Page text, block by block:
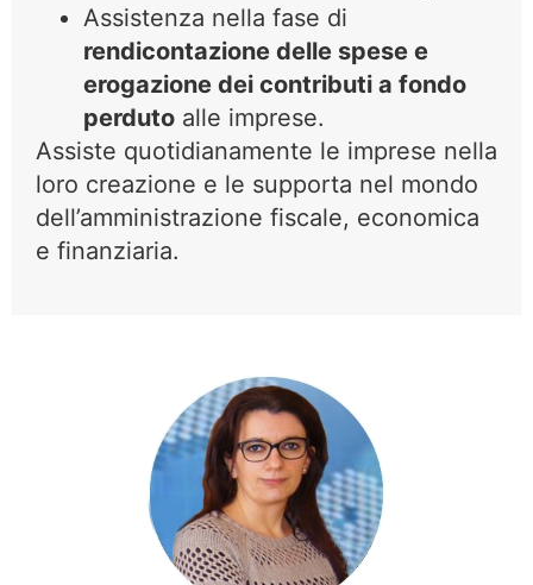
Assistenza nella fase di
rendicontazione delle spese e
erogazione dei contributi a fondo
perduto alle imprese.
Assiste quotidianamente le imprese nella
loro creazione e le supporta nel mondo
dell’amministrazione fiscale, economica
e finanziaria.